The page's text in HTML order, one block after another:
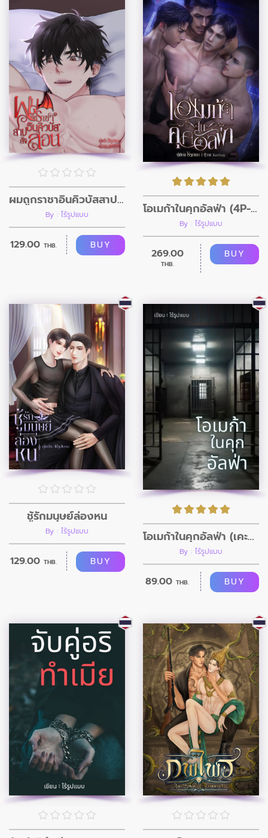
ผมถูกราชาอินคิวบัสสาปสั่งสอน
By : ไร้รูปแบบ
129.00 THB. BUY
โอเมก้าในคุกอัลฟ่า (4P-ฉบับเรื่องยาว)
By : ไร้รูปแบบ
269.00
THB.
BUY
ชู้รักมนุษย์ล่องหน
By : ไร้รูปแบบ
129.00 THB. BUY
โอเมก้าในคุกอัลฟ่า (เคะแมน)
By : ไร้รูปแบบ
89.00 THB. BUY